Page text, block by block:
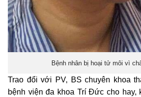
Bệnh nhân bị hoại tử môi vì
Trao đổi với PV, BS chuyên khoa
bệnh viện đa khoa Trí Đức cho hay,